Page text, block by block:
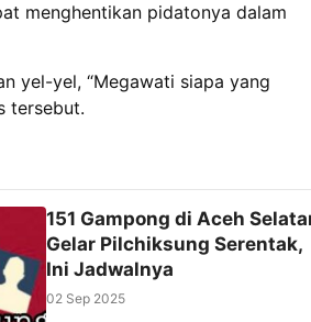
menghentikan pidatonya dalam
yel-yel, “Megawati siapa yang
tersebut.
151 Gampong di Aceh
Gelar Pilchiksung Serentak,
Ini Jadwalnya
02 Sep 2025